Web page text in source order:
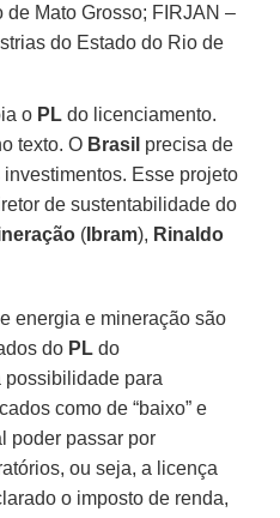
de Mato Grosso; FIRJAN –
do Estado do Rio de
o PL do licenciamento.
texto. O Brasil precisa de
Esse projeto
de sustentabilidade do
( Ibram), Rinaldo
energia e mineração são
do PL do
possibilidade para
como de “baixo” e
poder passar por
ou seja, a licença
o imposto de renda,